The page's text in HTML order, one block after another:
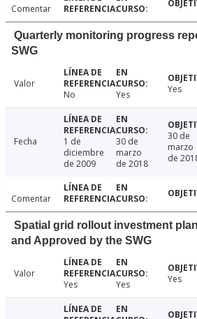
Comentar
Quarterly monitoring progress
SWG
Valor
No
Yes Yes
Fecha
1 de
diciembre
de 2009
30 de
marzo
de 2018
30 de
marzo
de
Comentar
Spatial grid rollout investment
and Approved by the SWG
Valor
Yes
Yes Yes